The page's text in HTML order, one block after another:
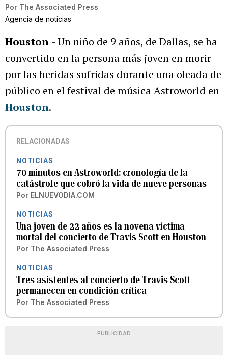
Por The Associated Press
Agencia de noticias
Houston - Un niño de 9 años, de Dallas, se ha
convertido en la persona más joven en morir
por las heridas sufridas durante una oleada de
público en el festival de música Astroworld en
Houston.
RELACIONADAS
NOTICIAS
70 minutos en Astroworld: cronología de la
catástrofe que cobró la vida de nueve personas
Por ELNUEVODIA.COM
NOTICIAS
Una joven de 22 años es la novena víctima
mortal del concierto de Travis Scott en Houston
Por The Associated Press
NOTICIAS
Tres asistentes al concierto de Travis Scott
permanecen en condición crítica
Por The Associated Press
PUBLICIDAD